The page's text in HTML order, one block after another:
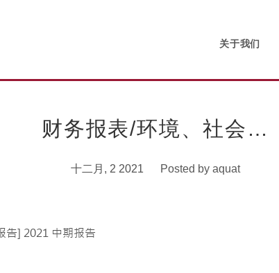
关于我们
财务报表/环境、社会…
十二月, 2 2021 Posted by aquat